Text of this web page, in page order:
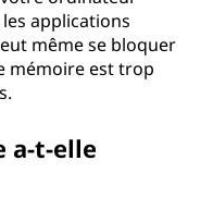
applications
même se bloquer
mémoire est trop
a-t-elle